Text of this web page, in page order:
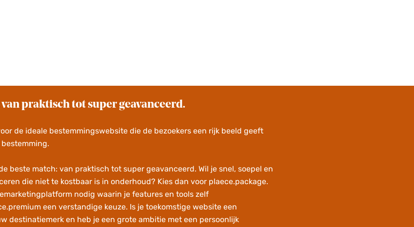
praktisch tot super geavanceerd.
de ideale bestemmingswebsite die de bezoekers een rijk beeld geeft
beste match: van praktisch tot super geavanceerd. Wil je snel, soepel en
die niet te kostbaar is in onderhoud? Kies dan voor plaece.package.
nodig waarin je features en tools zelf
een verstandige keuze. Is je toekomstige website een
destinatiemerk en heb je een grote ambitie met een persoonlijk